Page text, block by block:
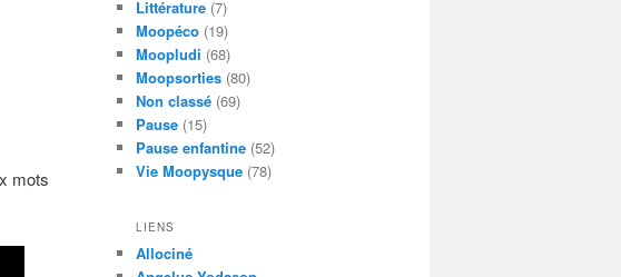
mots
Littérature (7)
Moopéco (19)
Moopludi (68)
Moopsorties (80)
Non classé (69)
Pause (15)
Pause enfantine (52)
Vie Moopysque (78)
LIENS
Allociné